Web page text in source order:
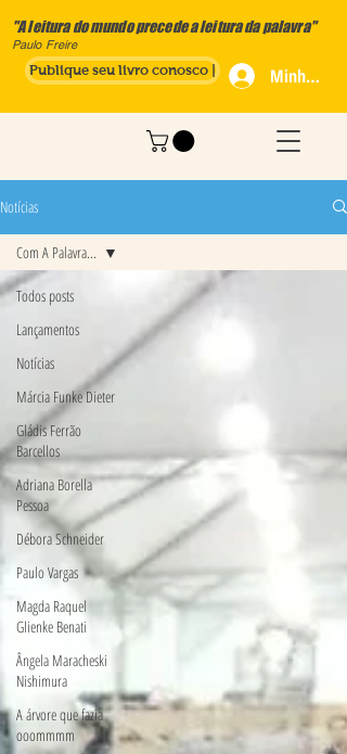
"A leitura do mundo precede a leitura da palavra"
Paulo Freire
Publique seu livro conosco | Minha Conta
Notícias
Todos posts
Lançamentos
Notícias
Márcia Funke Dieter
Gládis Ferrão
Barcellos
Adriana Borella
Pessoa
Débora Schneider
Paulo Vargas
Magda Raquel
Glienke Benati
Ângela Maracheski
Nishimura
A árvore que fazia
ooommmm
Com A Palavra...